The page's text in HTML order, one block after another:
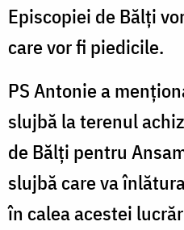
Episcopiei de Bălți
care vor fi piedicile.
PS Antonie a
slujbă la terenul
de Bălți pentru
slujbă care va
în calea acestei